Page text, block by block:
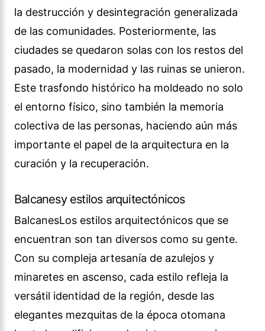
la destrucción y desintegración generalizada
de las comunidades. Posteriormente, las
ciudades se quedaron solas con los restos del
pasado, la modernidad y las ruinas se unieron.
Este trasfondo histórico ha moldeado no solo
el entorno físico, sino también la memoria
colectiva de las personas, haciendo aún más
importante el papel de la arquitectura en la
curación y la recuperación.
Balcanesy estilos arquitectónicos
BalcanesLos estilos arquitectónicos que se
encuentran son tan diversos como su gente.
Con su compleja artesanía de azulejos y
minaretes en ascenso, cada estilo refleja la
versátil identidad de la región, desde las
elegantes mezquitas de la época otomana